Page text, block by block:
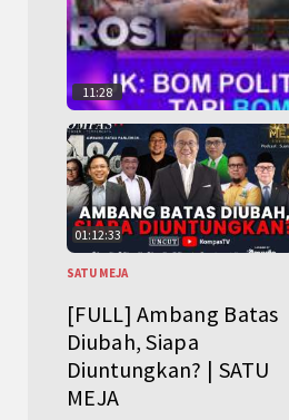
11:28
01:12:33
SATU MEJA
[FULL] Ambang Batas
Diubah, Siapa
Diuntungkan? | SATU
MEJA